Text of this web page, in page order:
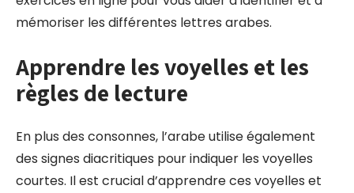
mémoriser les différentes lettres arabes.
Apprendre les voyelles et les
règles de lecture
En plus des consonnes, l’arabe utilise également
des signes diacritiques pour indiquer les voyelles
courtes. Il est crucial d’apprendre ces voyelles et